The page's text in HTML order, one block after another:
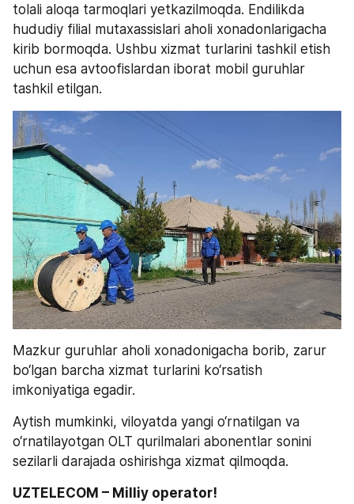
tolali aloqa tarmoqlari yetkazilmoqda. Endilikda
hududiy filial mutaxassislari aholi xonadonlarigacha
kirib bormoqda. Ushbu xizmat turlarini tashkil etish
uchun esa avtoofislardan iborat mobil guruhlar
tashkil etilgan.
Mazkur guruhlar aholi xonadonigacha borib, zarur
bo‘lgan barcha xizmat turlarini ko‘rsatish
imkoniyatiga egadir.
Aytish mumkinki, viloyatda yangi o‘rnatilgan va
o‘rnatilayotgan OLT qurilmalari abonentlar sonini
sezilarli darajada oshirishga xizmat qilmoqda.
UZTELECOM – Milliy operator!